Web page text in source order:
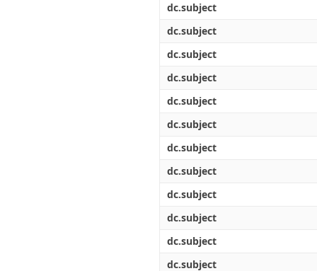
dc.subject
dc.subject
dc.subject
dc.subject
dc.subject
dc.subject
dc.subject
dc.subject
dc.subject
dc.subject
dc.subject
dc.subject